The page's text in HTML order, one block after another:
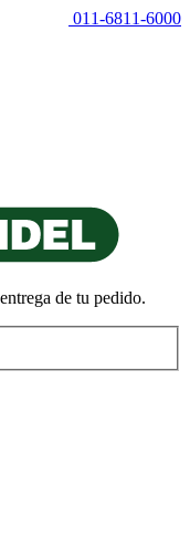
011-6811-6000
de tu pedido.